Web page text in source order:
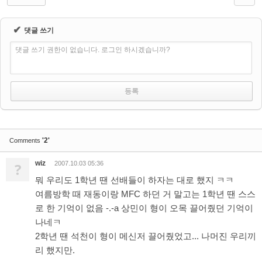
✔ 댓글 쓰기
댓글 쓰기 권한이 없습니다. 로그인 하시겠습니까?
Comments '2'
? wiz 2007.10.03 05:36
뭐 우리도 1학년 땐 선배들이 하자는 대로 했지 ㅋㅋ
여름방학 때 재동이랑 MFC 하던 거 말고는 1학년 땐 스스
로 한 기억이 없음 -.-a 상민이 형이 오목 끌어줬던 기억이
나네ㅋ
2학년 땐 석천이 형이 메신저 끌어줬었고... 나머진 우리끼
리 했지만.